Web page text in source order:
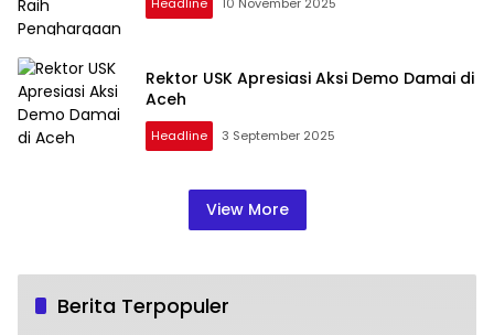
Rektor USK Apresiasi Aksi Demo Damai di
Aceh
Headline 3 September 2025
View More
Berita Terpopuler